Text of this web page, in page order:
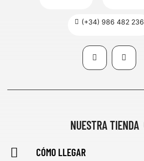
(+34) 986 482 236
NUESTRA TIENDA
CÓMO LLEGAR